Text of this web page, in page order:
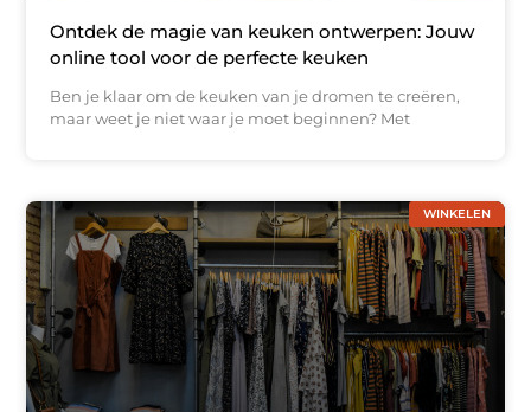
Ontdek de magie van keuken ontwerpen: Jouw
online tool voor de perfecte keuken
Ben je klaar om de keuken van je dromen te creëren,
maar weet je niet waar je moet beginnen? Met
WINKELEN